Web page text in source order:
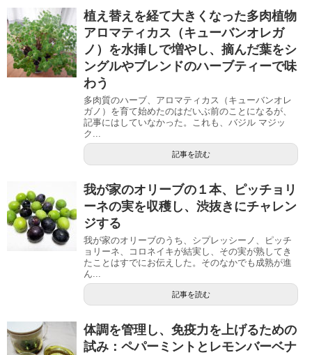
植え替えを経て大きくなった多肉植物
アロマティカス（キューバンオレガ
ノ）を水挿しで増やし、摘んだ葉をシ
ングルやブレンドのハーブティーで味
わう
多肉質のハーブ、アロマティカス（キューバンオレ
ガノ）を育て始めたのはだいぶ前のことになるが、
記事にはしていなかった。これも、バジル マジッ
ク...
記事を読む
我が家のオリーブの１本、ピッチョリ
ーネの実を収穫し、渋抜きにチャレン
ジする
我が家のオリーブのうち、シプレッシーノ、ピッチ
ョリーネ、コロネイキが結実し、その実が熟してき
たことはすでにお伝えした。そのなかでも成熟が進
ん...
記事を読む
体調を管理し、免疫力を上げるための
試み：ペパーミントとレモンバーベナ